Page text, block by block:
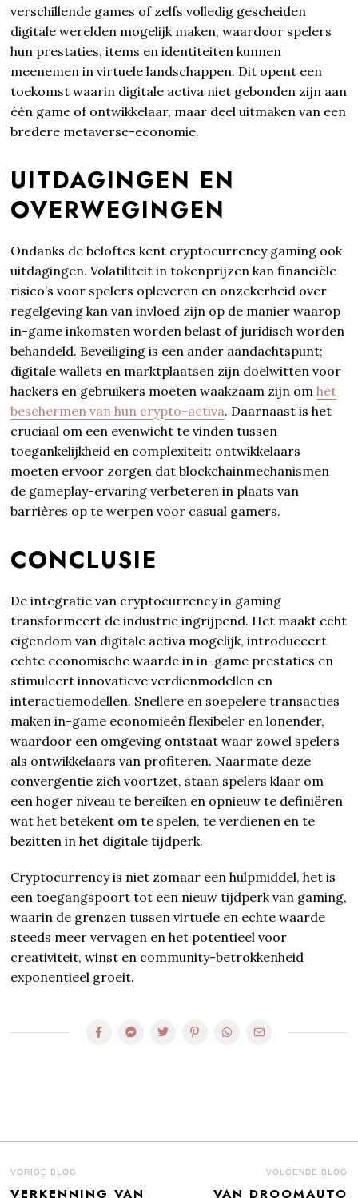
verschillende games of zelfs volledig gescheiden
digitale werelden mogelijk maken, waardoor spelers
hun prestaties, items en identiteiten kunnen
meenemen in virtuele landschappen. Dit opent een
toekomst waarin digitale activa niet gebonden zijn aan
één game of ontwikkelaar, maar deel uitmaken van een
bredere metaverse-economie.
UITDAGINGEN EN
OVERWEGINGEN
Ondanks de beloftes kent cryptocurrency gaming ook
uitdagingen. Volatiliteit in tokenprijzen kan financiële
risico’s voor spelers opleveren en onzekerheid over
regelgeving kan van invloed zijn op de manier waarop
in-game inkomsten worden belast of juridisch worden
behandeld. Beveiliging is een ander aandachtspunt;
digitale wallets en marktplaatsen zijn doelwitten voor
hackers en gebruikers moeten waakzaam zijn omhet
beschermen van hun crypto-activa. Daarnaast is het
cruciaal om een ​​evenwicht te vinden tussen
toegankelijkheid en complexiteit: ontwikkelaars
moeten ervoor zorgen dat blockchainmechanismen
de gameplay-ervaring verbeteren in plaats van
barrières op te werpen voor casual gamers.
CONCLUSIE
De integratie van cryptocurrency in gaming
transformeert de industrie ingrijpend. Het maakt echt
eigendom van digitale activa mogelijk, introduceert
echte economische waarde in in-game prestaties en
stimuleert innovatieve verdienmodellen en
interactiemodellen. Snellere en soepelere transacties
maken in-game economieën flexibeler en lonender,
waardoor een omgeving ontstaat waar zowel spelers
als ontwikkelaars van profiteren. Naarmate deze
convergentie zich voortzet, staan ​​spelers klaar om
een ​​hoger niveau te bereiken en opnieuw te definiëren
wat het betekent om te spelen, te verdienen en te
bezitten in het digitale tijdperk.
Cryptocurrency is niet zomaar een hulpmiddel, het is
een toegangspoort tot een nieuw tijdperk van gaming,
waarin de grenzen tussen virtuele en echte waarde
steeds meer vervagen en het potentieel voor
creativiteit, winst en community-betrokkenheid
exponentieel groeit.
BERICHT
VORIGE BLOG
Previous
VERKENNING VAN
VOLGENDE BLOG
VAN DROOMAUTO